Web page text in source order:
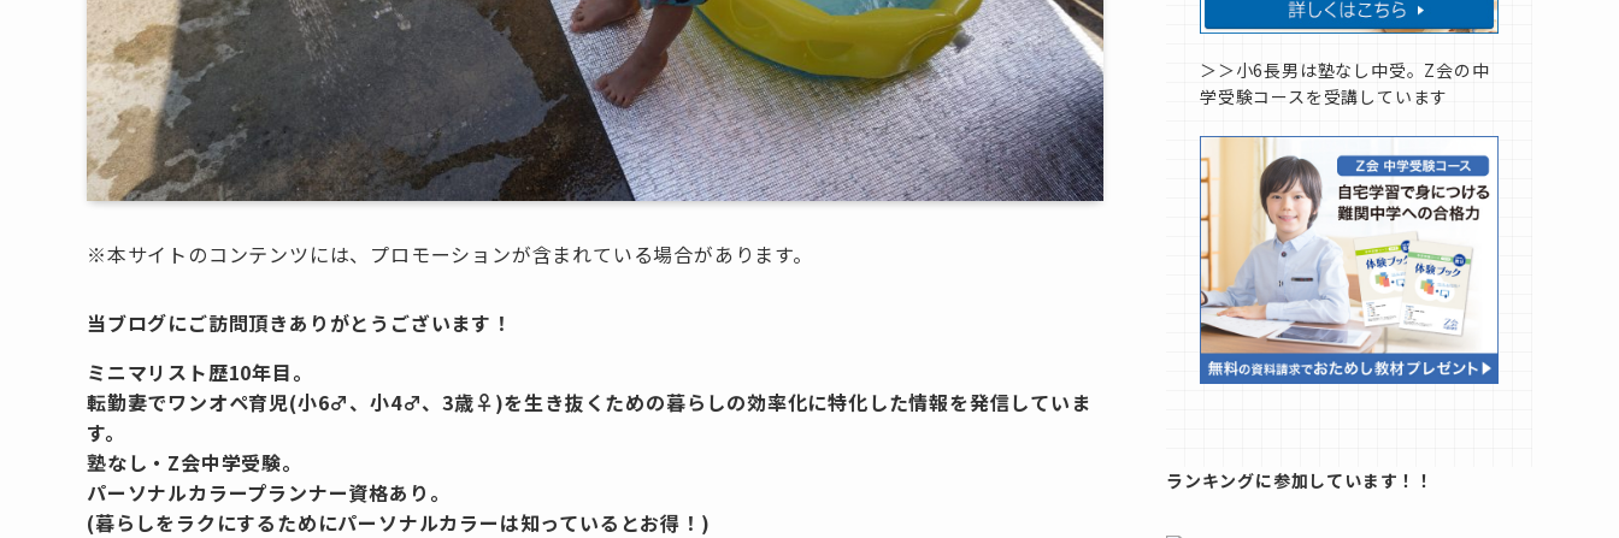
※本サイトのコンテンツには、プロモーションが含まれている場合があります。
当ブログにご訪問頂きありがとうございます！
ミニマリスト歴10年目。
転勤妻でワンオペ育児(小6♂、小4♂、3歳♀)を生き抜くための暮らしの効率化に特化した情報を発信していま
す。
塾なし・Z会中学受験。
パーソナルカラープランナー資格あり。
(暮らしをラクにするためにパーソナルカラーは知っているとお得！)
＞＞小6長男は塾なし中受。Z会の中
学受験コースを受講しています
ランキングに参加しています！！